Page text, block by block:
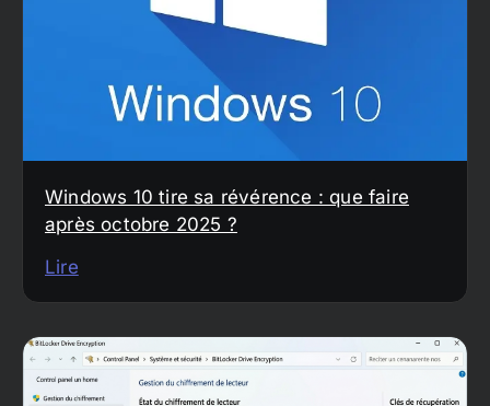
Windows 10 tire sa révérence : que faire
après octobre 2025 ?
Lire